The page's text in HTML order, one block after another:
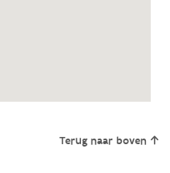
Terug naar boven